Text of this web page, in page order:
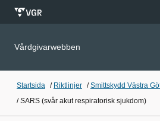
Vårdgivarwebben
Startsida / Riktlinjer /Smittskydd Västra
/SARS (svår akut respiratorisk sjukdom)